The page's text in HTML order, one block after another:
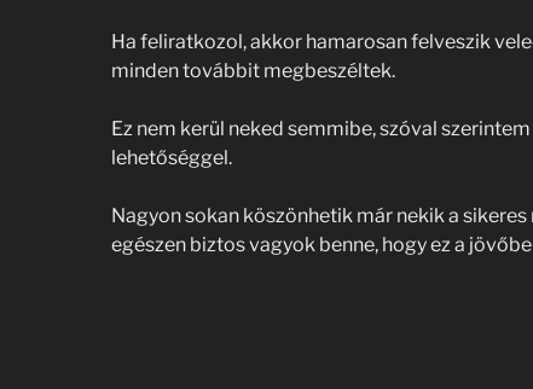
Ha feliratkozol, akkor hamarosan felveszik
minden továbbit megbeszéltek.
Ez nem kerül neked semmibe, szóval
lehetőséggel.
Nagyon sokan köszönhetik már nekik a sikeres
egészen biztos vagyok benne, hogy ez a